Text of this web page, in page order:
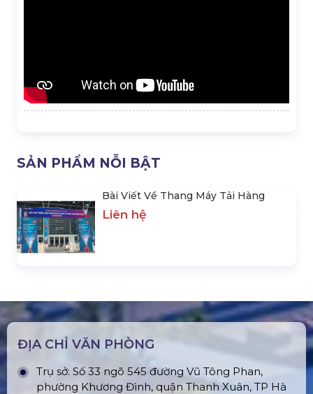
SẢN PHẨM NỖI BẬT
Bài Viết Về Thang Máy Tải Hàng
Liên hệ
ĐỊA CHỈ VĂN PHÒNG
Trụ sở: Số 33 ngõ 545 đường Vũ Tông Phan,
phường Khương Đình, quận Thanh Xuân, TP Hà